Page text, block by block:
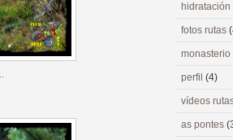
hidratación
fotos rutas
perfil (4)
vídeos
as pontes